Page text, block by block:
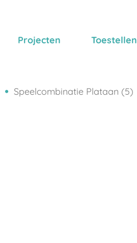
Projecten Toestellen
Speelcombinatie Plataan (5)